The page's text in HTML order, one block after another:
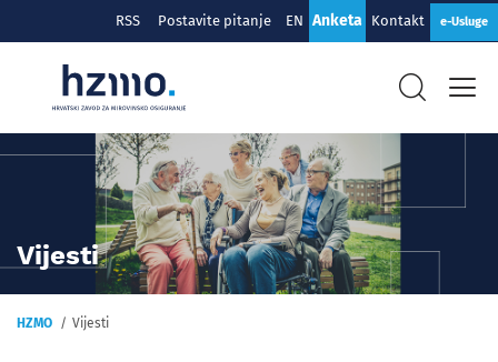
RSS Postavite pitanje EN Anketa Kontakt e-Usluge
Vijesti
HZMO Vijesti